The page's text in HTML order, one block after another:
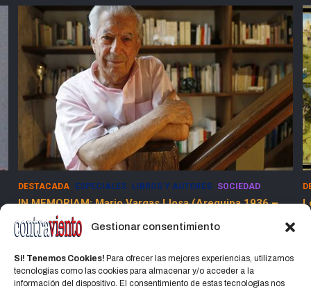
Gestionar consentimiento
Si! Tenemos Cookies! Para ofrecer las mejores experiencias, utilizamos
tecnologías como las cookies para almacenar y/o acceder a la
información del dispositivo. El consentimiento de estas tecnologías nos
DESTACADA ESPECIALES LIBROS Y AUTORES SOCIEDAD
IN MEMORIAM: Mario Vargas Llosa (Arequipa 1936 –
Lima 2025)
15 abril, 2025